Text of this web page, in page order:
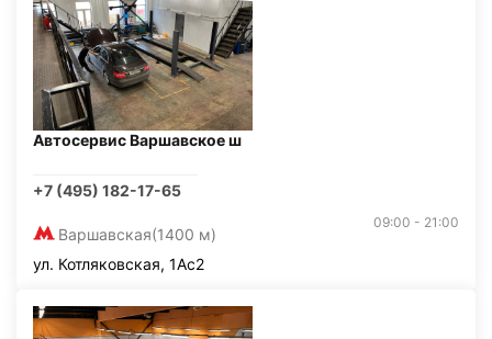
Автосервис Варшавское ш
+7 (495) 182-17-65
Варшавская(1400 м)
09:00 - 21:00
ул. Котляковская, 1Ас2